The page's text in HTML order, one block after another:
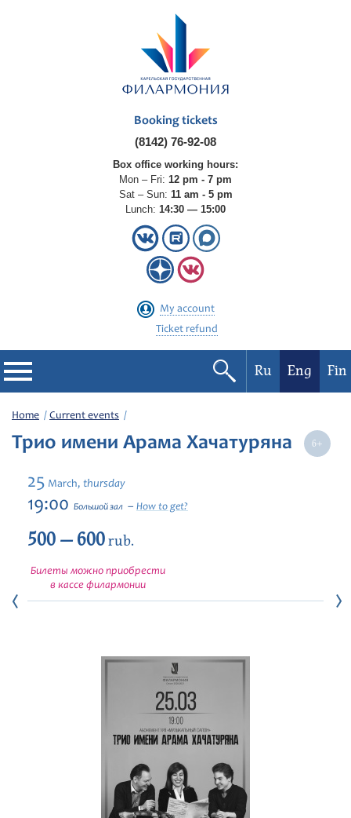
Booking tickets
(8142) 76-92-08
Box office working hours:
Mon – Fri: 12 pm - 7 pm
Sat – Sun: 11 am - 5 pm
Lunch: 14:30 — 15:00
My account
Ticket refund
Philharmonic
Current events
Festivals
Ru Eng Fin
Home Current events
Трио имени Арама Хачатуряна
25 March, thursday
19:00 Большой зал How to get?
500 — 600rub.
Билеты можно приобрести
в кассе филармонии